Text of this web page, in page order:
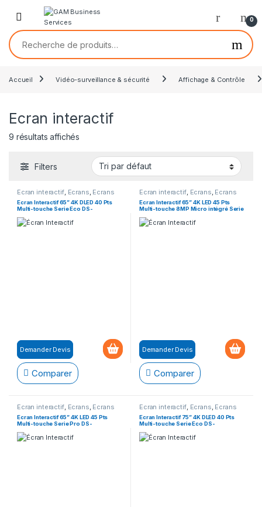
0
Accueil Vidéo-surveillance & sécurité Affichage & Contrôle
Ecran interactif
9 résultats affichés
Filters
Ecran interactif, Ecrans, Ecrans
Interactifs
Ecran Interactif 65” 4K DLED 40 Pts
Multi-touche Serie Eco DS-
Demander Devis
Comparer
Ecran interactif, Ecrans, Ecrans
Interactifs
Ecran Interactif 65” 4K LED 45 Pts
Multi-touche 8MP Micro intégré Serie
Demander Devis
Comparer
Ecran interactif, Ecrans Ecrans
Ecran Interactif 65” 4K LED 45 Pts
Multi-touche Serie Pro DS-
Ecran interactif, Ecrans Ecrans
Ecran Interactif 75” 4K DLED 40 Pts
Multi-touche Serie Eco DS-